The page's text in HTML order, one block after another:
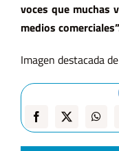
voces que muchas
medios
Imagen destacada